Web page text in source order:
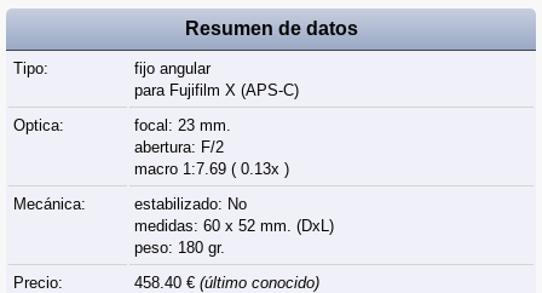
Resumen de datos
Tipo:
fijo angular
para Fujifilm X (APS‑C)
Optica:
focal: 23 mm.
abertura: F/2
macro 1:7.69 ( 0.13x )
Mecánica:
estabilizado: No
medidas: 60 x 52 mm. (DxL)
peso: 180 gr.
Precio:
458.40 € (último conocido)